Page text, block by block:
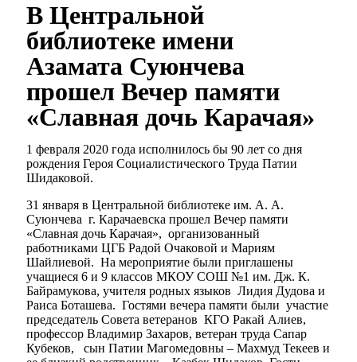
В Центральной
библиотеке имени
Азамата Суюнчева
прошел Вечер памяти
«Славная дочь Карачая»
1 февраля 2020 года исполнилось бы 90 лет со дня
рождения Героя Социалистического Труда Патии
Шидаковой.
31 января в Центральной библиотеке им. А. А.
Суюнчева г. Карачаевска прошел Вечер памяти
«Славная дочь Карачая», организованный
работниками ЦГБ Радой Очаковой и Мариям
Шайлиевой. На мероприятие были приглашены
учащиеся 6 и 9 классов МКОУ СОШ №1 им. Дж. К.
Байрамукова, учителя родных языков Лидия Дудова и
Раиса Боташева. Гостями вечера памяти были участие
председатель Совета ветеранов КГО Ракай Алиев,
профессор Владимир Захаров, ветеран труда Сапар
Кубеков, сын Патии Магомедовны – Махмуд Текеев и